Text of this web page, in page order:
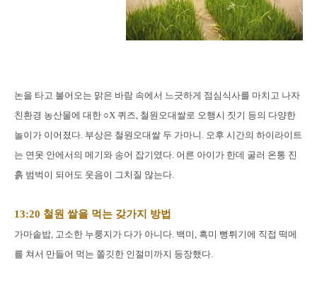
논을 타고 불어오는 맑은 바람 속에서 느긋하게 점심식사를 마치고 나자
친환경 농산물에 대한 ○X 퀴즈, 철원오대쌀로 오행시 짓기 등의 다양한
놀이가 이어졌다. 부상은 철원오대쌀 두 가마니. 오후 시간의 하이라이트
는 연못 안에서의 메기와 송어 잡기였다. 어른 아이가 한데 굴러 온통 진
흙 범벅이 되어도 웃음이 그치질 않는다.
13:20 철원 쌀을 먹는 갖가지 방법
가마솥밥, 고소한 누룽지가 다가 아니다. 백미, 흑미 뻥튀기에 직접 떡메
를 쳐서 만들어 먹는 쫄깃한 인절미까지 등장했다.